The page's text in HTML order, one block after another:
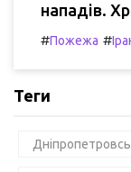
нападів.
#Пожежа #
Теги